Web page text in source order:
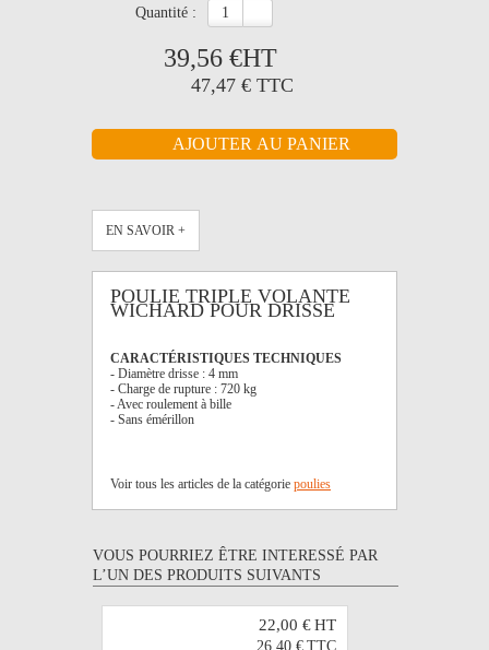
quantité :
39,56 €HT
47,47 € TTC
EN SAVOIR +
POULIE TRIPLE VOLANTE
WICHARD POUR DRISSE
CARACTÉRISTIQUES TECHNIQUES
- Diamètre drisse : 4 mm
- Charge de rupture : 720 kg
- Avec roulement à bille
- Sans émérillon
Voir tous les articles de la catégorie poulies
VOUS POURRIEZ ÊTRE INTERESSÉ PAR
L’UN DES PRODUITS SUIVANTS
22,00 €HT
26,40 € TTC